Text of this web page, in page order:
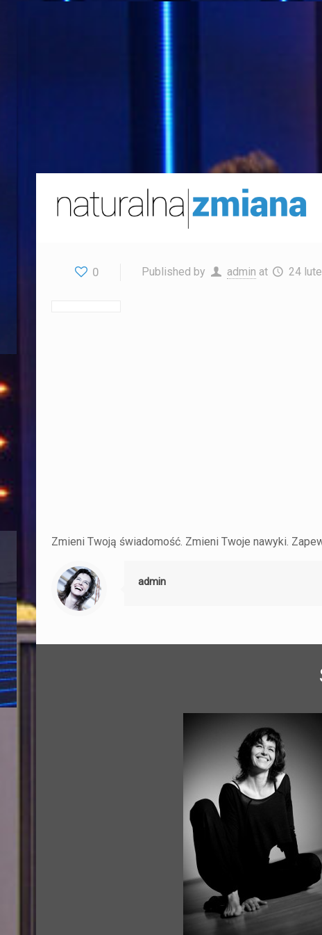
0 Published by admin at 24
Zmieni Twoją świadomość. Zmieni Twoje nawyki.
admin